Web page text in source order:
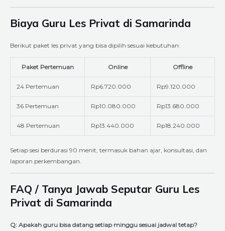
Biaya Guru Les Privat di Samarinda
Berikut paket les privat yang bisa dipilih sesuai kebutuhan:
Paket Pertemuan Online Offline
24 Pertemuan Rp6.720.000 Rp9.120.000
36 Pertemuan Rp10.080.000 Rp13.680.000
48 Pertemuan Rp13.440.000 Rp18.240.000
Setiap sesi berdurasi 90 menit, termasuk bahan ajar, konsultasi, dan
laporan perkembangan.
FAQ / Tanya Jawab Seputar Guru Les
Privat di Samarinda
Q: Apakah guru bisa datang setiap minggu sesuai jadwal tetap?